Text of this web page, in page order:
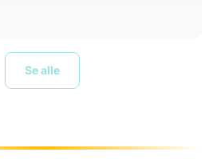
Se alle